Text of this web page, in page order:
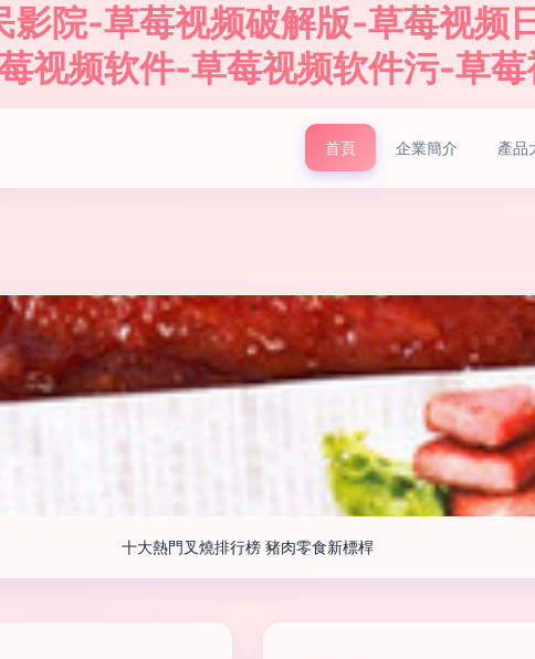
院-草莓视频破解版-草莓视频
视频软件-草莓视频软件污-草
首頁 企業簡介 產品
十大熱門叉燒排行榜 豬肉零食新標桿